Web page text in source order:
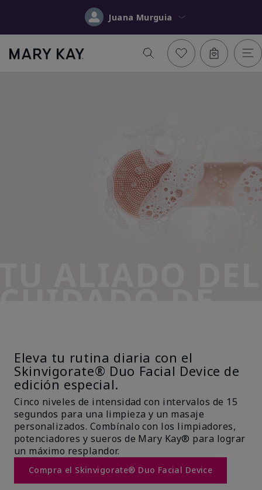
Juana Murguia
Eleva tu rutina diaria con el
Skinvigorate® Duo Facial Device de
edición especial.
Cinco niveles de intensidad con intervalos de 15
segundos para una limpieza y un masaje
personalizados. Combínalo con los limpiadores,
potenciadores y sueros de Mary Kay® para lograr
un máximo resplandor.
Compra el Skinvigorate® Duo Facial Device